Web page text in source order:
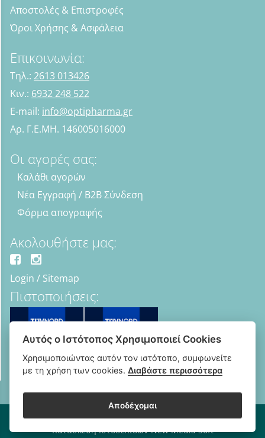
Αποστολές & Επιστροφές
Όροι Χρήσης & Ασφάλεια
Επικοινωνία:
Τηλ.: 2613 013426
Κιν.: 6932 248 522
E-mail: info@optipharma.gr
Αρ. Γ.Ε.ΜΗ. 146005016000
Οι αγορές σας:
Καλάθι αγορών
Νέα Εγγραφή / B2B Σύνδεση
Φόρμα απογραφής
Ακολουθήστε μας:
Login / Sitemap
Πιστοποιήσεις:
Copyright © 2018 - 2026 B2B Οπτικά - Optipharma e-shop
Κατασκευή Ιστοσελίδων New Media Soft
Αυτός ο Ιστότοπος Χρησιμοποιεί Cookies
Χρησιμοποιώντας αυτόν τον ιστότοπο, συμφωνείτε
με τη χρήση των cookies.Διαβάστε περισσότερα
Αποδέχομαι